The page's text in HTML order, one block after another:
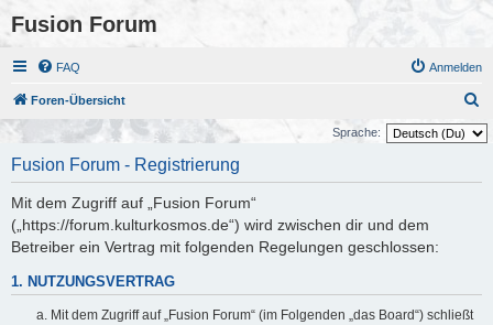
Fusion Forum
FAQ Anmelden
Foren-Übersicht
u
Sprache:
Fusion Forum - Registrierung
Mit dem Zugriff auf „Fusion Forum“
(„https://forum.kulturkosmos.de“) wird zwischen dir und dem
Betreiber ein Vertrag mit folgenden Regelungen geschlossen:
1. NUTZUNGSVERTRAG
Mit dem Zugriff auf „Fusion Forum“ (im Folgenden „das Board“) schließt